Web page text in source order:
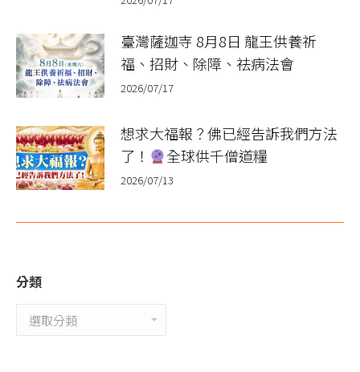
臺灣薩迦寺 8月8日 龍王供養祈
福、招財、除障、祛病法會
2026/07/17
想求大福報？佛已經告訴我們方法
了！
全球供千僧道糧
2026/07/13
分類
類